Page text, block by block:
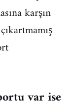
karşın
var ise